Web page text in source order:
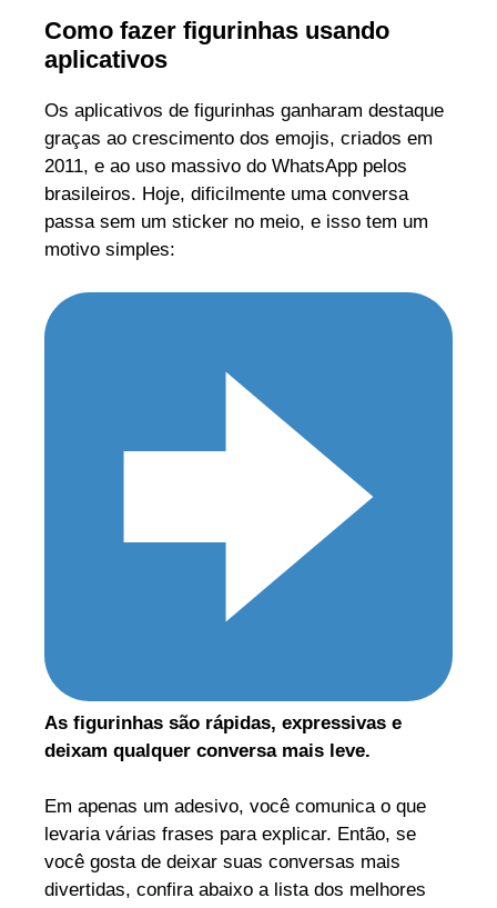
Como fazer figurinhas usando
aplicativos
Os aplicativos de figurinhas ganharam destaque
graças ao crescimento dos emojis, criados em
2011, e ao uso massivo do WhatsApp pelos
brasileiros. Hoje, dificilmente uma conversa
passa sem um sticker no meio, e isso tem um
motivo simples:
As figurinhas são rápidas, expressivas e
deixam qualquer conversa mais leve.
Em apenas um adesivo, você comunica o que
levaria várias frases para explicar. Então, se
você gosta de deixar suas conversas mais
divertidas, confira abaixo a lista dos melhores